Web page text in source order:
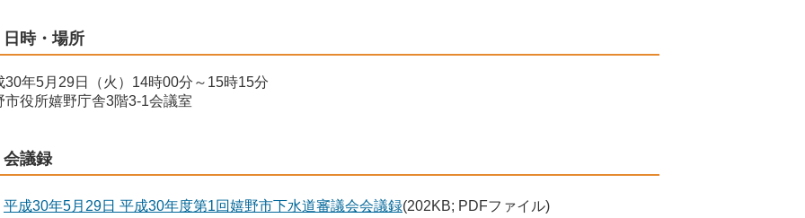
日時・場所
30年5月29日（火）14時00分～15時15分
市役所嬉野庁舎3階3-1会議室
会議録
平成30年5月29日 平成30年度第1回嬉野市下水道審議会会議録(202KB; PDFファイル)